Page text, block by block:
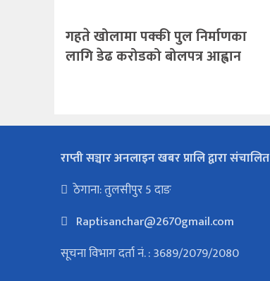
गहते खोलामा पक्की पुल निर्माणका
लागि डेढ करोडको बोलपत्र आह्वान
राप्ती सञ्चार अनलाइन खबर प्रालि द्वारा संचालित
ठेगाना: तुलसीपुर 5 दाङ
Raptisanchar@2670gmail.com
सूचना विभाग दर्ता नं. : 3689/2079/2080